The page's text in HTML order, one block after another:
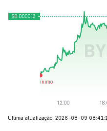
Última atualização: 2026-08-09